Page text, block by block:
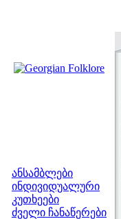
ანსამბლები
ინდივიდუალური
კუთხეები
ძველი ჩანაწერები